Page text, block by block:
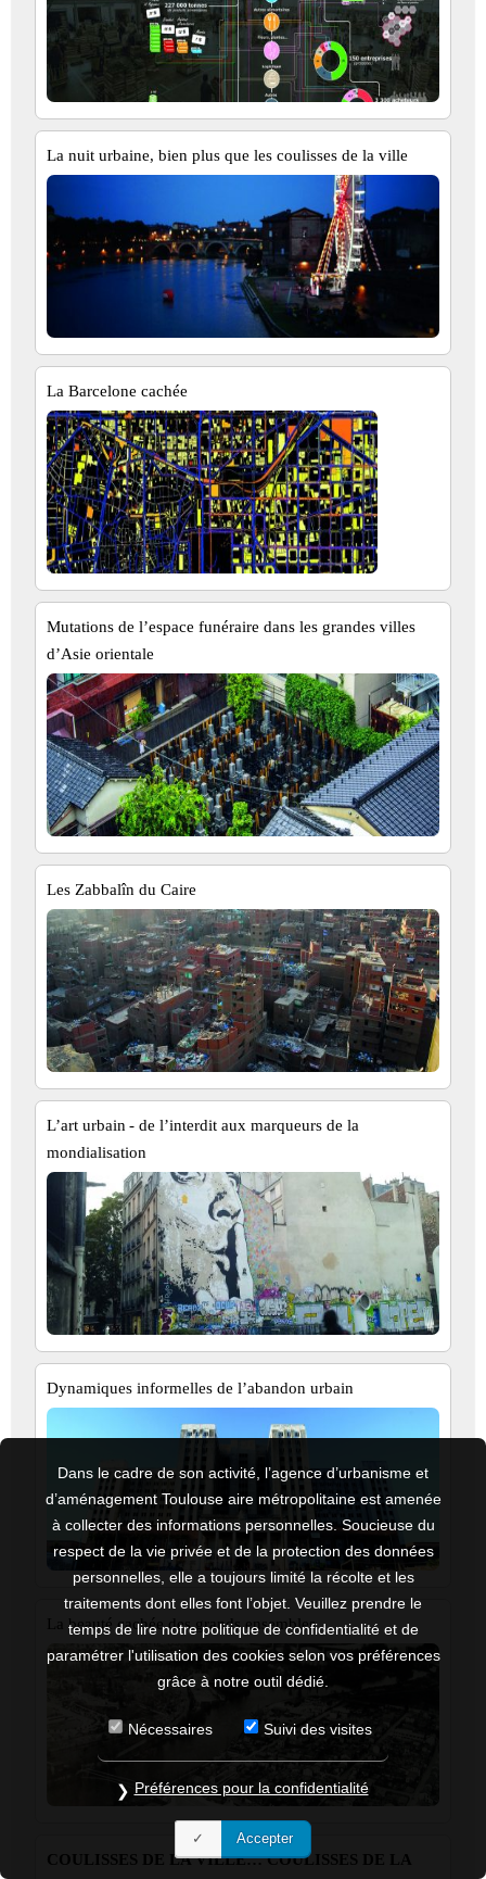
La nuit urbaine, bien plus que les coulisses de la ville
La Barcelone cachée
Mutations de l’espace funéraire dans les grandes villes
d’Asie orientale
Les Zabbalîn du Caire
L’art urbain - de l’interdit aux marqueurs de la
mondialisation
Dynamiques informelles de l’abandon urbain
La beauté cachée des grands ensembles
COULISSES DE LA VILLE… COULISSES DE LA
Dans le cadre de son activité, l’agence d’urbanisme et
d’aménagement Toulouse aire métropolitaine est amenée
à collecter des informations personnelles. Soucieuse du
respect de la vie privée et de la protection des données
personnelles, elle a toujours limité la récolte et les
traitements dont elles font l’objet. Veuillez prendre le
temps de lire notre politique de confidentialité et de
paramétrer l'utilisation des cookies selon vos préférences
grâce à notre outil dédié.
Nécessaires Suivi des visites
Préférences pour la confidentialité
Accepter